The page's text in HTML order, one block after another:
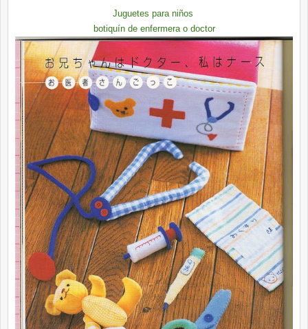
Juguetes para niños
botiquín de enfermera o doctor